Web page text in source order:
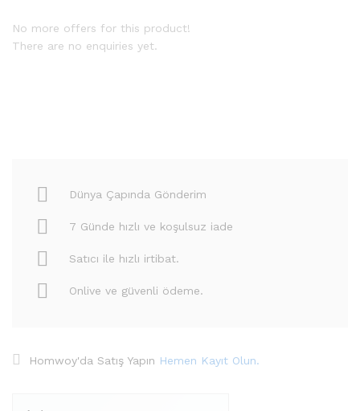
No more offers for this product!
There are no enquiries yet.
Dünya Çapında Gönderim
7 Günde hızlı ve koşulsuz iade
Satıcı ile hızlı irtibat.
Onlive ve güvenli ödeme.
Homwoy'da Satış Yapın Hemen Kayıt Olun.